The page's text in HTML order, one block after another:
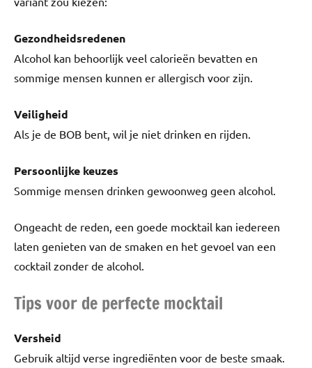
Gezondheidsredenen
Alcohol kan behoorlijk veel calorieën bevatten en
sommige mensen kunnen er allergisch voor zijn.
Veiligheid
Als je de BOB bent, wil je niet drinken en rijden.
Persoonlijke keuzes
Sommige mensen drinken gewoonweg geen alcohol.
Ongeacht de reden, een goede mocktail kan iedereen
laten genieten van de smaken en het gevoel van een
cocktail zonder de alcohol.
Tips voor de perfecte mocktail
Versheid
Gebruik altijd verse ingrediënten voor de beste smaak.